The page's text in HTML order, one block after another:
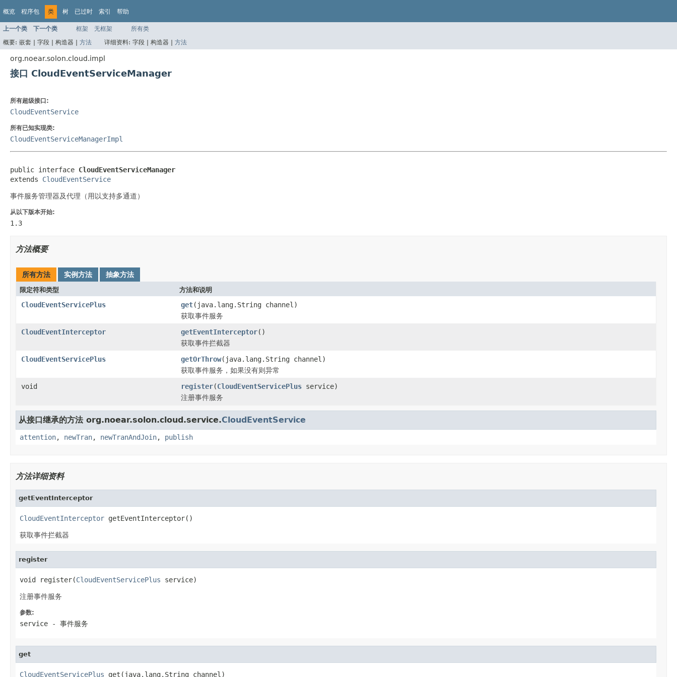
概览 程序包 类 树 已过时 索引 帮助
上一个类 下一个类 框架 无框架
所有类
概要: 嵌套 | 字段 | 构造器 | 方法 详细资料: 字段 | 构造器 | 方法
org.noear.solon.cloud.impl
接口 CloudEventServiceManager
所有超级接口:
CloudEventService
所有已知实现类:
CloudEventServiceManagerImpl
public interface CloudEventServiceManager
extends CloudEventService
事件服务管理器及代理（用以支持多通道）
从以下版本开始:
1.3
方法概要
所有方法 实例方法 抽象方法
限定符和类型 方法和说明
CloudEventServicePlus get(java.lang.String channel)
获取事件服务
CloudEventInterceptor
getEventInterceptor()
获取事件拦截器
CloudEventServicePlus
getOrThrow(java.lang.String channel)
获取事件服务，如果没有则异常
void
register(CloudEventServicePlus service)
注册事件服务
从接口继承的方法 org.noear.solon.cloud.service.CloudEventService
attention, newTran, newTranAndJoin, publish
方法详细资料
getEventInterceptor
CloudEventInterceptor getEventInterceptor()
获取事件拦截器
register
void register(CloudEventServicePlus service)
注册事件服务
参数:
service - 事件服务
get
CloudEventServicePlus get(java.lang.String channel)